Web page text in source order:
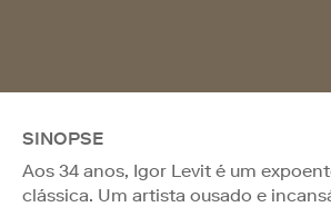
SINOPSE
Aos 34 anos, Igor Levit é um
clássica. Um artista ousado e